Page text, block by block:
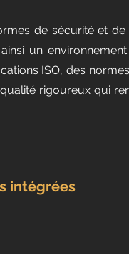
de sécurité et de
un
ISO, des
rigoureux qui
intégrées